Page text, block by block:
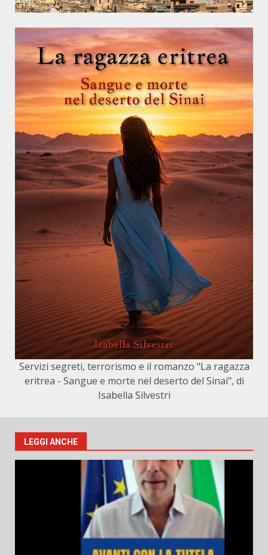
Servizi segreti, terrorismo e il romanzo "La ragazza
eritrea - Sangue e morte nel deserto del Sinai", di
Isabella Silvestri
LEGGI ANCHE